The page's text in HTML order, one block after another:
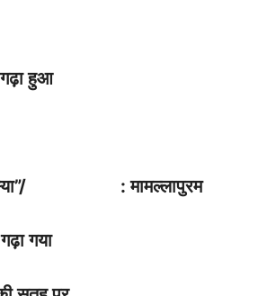
हुआ
: मामल्लापुरम
गया